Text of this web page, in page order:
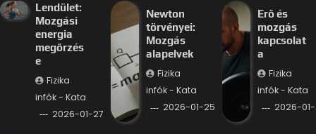
Lendület:
Mozgási
energia
megőrzés
e
Fizika
infók - Kata
2026-01-27
Newton
törvényei:
Mozgás
alapelvek
Fizika
infók - Kata
2026-01-25
Erő és
mozgás
kapcsolat
a
Fizika
infók - Kata
2026-